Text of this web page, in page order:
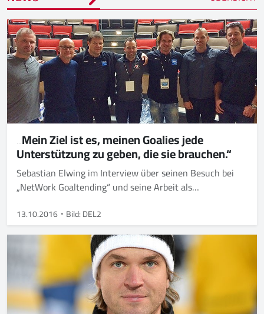
„Mein Ziel ist es, meinen Goalies jede
Unterstützung zu geben, die sie brauchen.“
Sebastian Elwing im Interview über seinen Besuch bei
„NetWork Goaltending“ und seine Arbeit als
13.10.2016 Bild: DEL2